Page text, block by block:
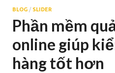
BLOG / SLIDER
Phần mềm
online giúp
hàng tốt hơn